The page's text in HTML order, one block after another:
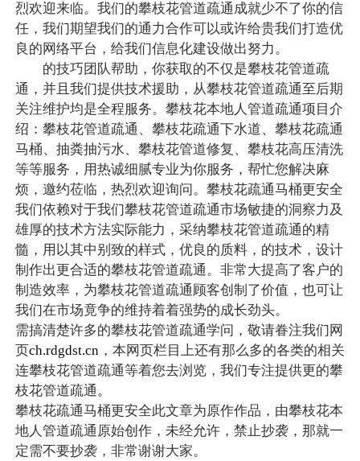
烈欢迎来临。我们的攀枝花管道疏通成就少不了你的信
任，我们期望我们的通力合作可以或许给贵我们打造优
良的网络平台，给我们信息化建设做出努力。
的技巧团队帮助，你获取的不仅是攀枝花管道疏
通，并且我们提供技术援助，从攀枝花管道疏通至后期
关注维护均是全程服务。攀枝花本地人管道疏通项目介
绍：攀枝花管道疏通、攀枝花疏通下水道、攀枝花疏通
马桶、抽粪抽污水、攀枝花管道修复、攀枝花高压清洗
等等服务，用热诚细腻专业为你服务，帮忙您解决麻
烦，邀约莅临，热烈欢迎询问。攀枝花疏通马桶更安全
我们依赖对于我们攀枝花管道疏通市场敏捷的洞察力及
雄厚的技术方法实际能力，采纳攀枝花管道疏通的精
髓，用以其中别致的样式，优良的质料，的技术，设计
制作出更合适的攀枝花管道疏通。非常大提高了客户的
制造效率，为攀枝花管道疏通顾客创制了价值，也可让
我们在市场竟争的维持着着强势的成长劲头。
需搞清楚许多的攀枝花管道疏通学问，敬请眷注我们网
页ch.rdgdst.cn，本网页栏目上还有那么多的各类的相关
连攀枝花管道疏通等着您去浏览，我们专注提供更的攀
枝花管道疏通。
攀枝花疏通马桶更安全此文章为原作作品，由攀枝花本
地人管道疏通原始创作，未经允许，禁止抄袭，那就一
定需不要抄袭，非常谢谢大家。